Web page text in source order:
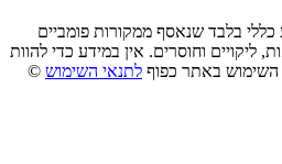
בלבד שנאסף ממקורות פומביים
ליקויים וחוסרים. אין במידע כדי להוות
השימוש באתר כפוף לתנאי השימוש ©